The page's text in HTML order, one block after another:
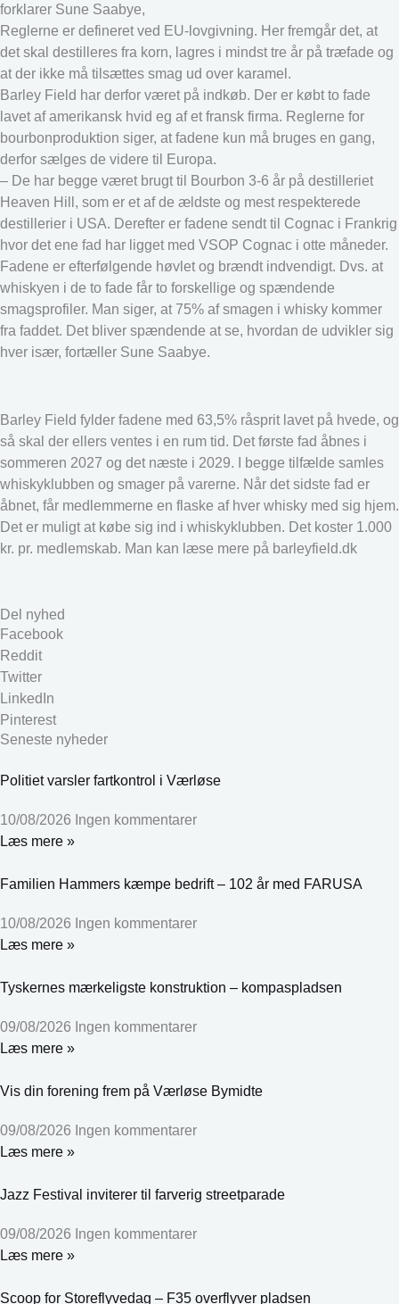
forklarer Sune Saabye,
Reglerne er defineret ved EU-lovgivning. Her fremgår det, at
det skal destilleres fra korn, lagres i mindst tre år på træfade og
at der ikke må tilsættes smag ud over karamel.
Barley Field har derfor været på indkøb. Der er købt to fade
lavet af amerikansk hvid eg af et fransk firma. Reglerne for
bourbonproduktion siger, at fadene kun må bruges en gang,
derfor sælges de videre til Europa.
– De har begge været brugt til Bourbon 3-6 år på destilleriet
Heaven Hill, som er et af de ældste og mest respekterede
destillerier i USA. Derefter er fadene sendt til Cognac i Frankrig
hvor det ene fad har ligget med VSOP Cognac i otte måneder.
Fadene er efterfølgende høvlet og brændt indvendigt. Dvs. at
whiskyen i de to fade får to forskellige og spændende
smagsprofiler. Man siger, at 75% af smagen i whisky kommer
fra faddet. Det bliver spændende at se, hvordan de udvikler sig
hver især, fortæller Sune Saabye.
Barley Field fylder fadene med 63,5% råsprit lavet på hvede, og
så skal der ellers ventes i en rum tid. Det første fad åbnes i
sommeren 2027 og det næste i 2029. I begge tilfælde samles
whiskyklubben og smager på varerne. Når det sidste fad er
åbnet, får medlemmerne en flaske af hver whisky med sig hjem.
Det er muligt at købe sig ind i whiskyklubben. Det koster 1.000
kr. pr. medlemskab. Man kan læse mere på barleyfield.dk
Del nyhed
Facebook
Reddit
Twitter
LinkedIn
Pinterest
Seneste nyheder
Politiet varsler fartkontrol i Værløse
10/08/2026 Ingen kommentarer
Læs mere »
Familien Hammers kæmpe bedrift – 102 år med FARUSA
10/08/2026 Ingen kommentarer
Læs mere »
Tyskernes mærkeligste konstruktion – kompaspladsen
09/08/2026 Ingen kommentarer
Læs mere »
Vis din forening frem på Værløse Bymidte
09/08/2026 Ingen kommentarer
Læs mere »
Jazz Festival inviterer til farverig streetparade
09/08/2026 Ingen kommentarer
Læs mere »
Scoop for Storeflyvedag – F35 overflyver pladsen